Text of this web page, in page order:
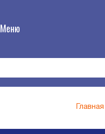
Меню
Главная